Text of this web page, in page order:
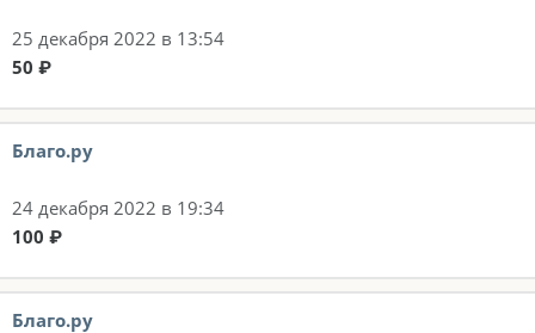
25 декабря 2022 в 13:54
50 ₽
Благо.ру
24 декабря 2022 в 19:34
100 ₽
Благо.ру